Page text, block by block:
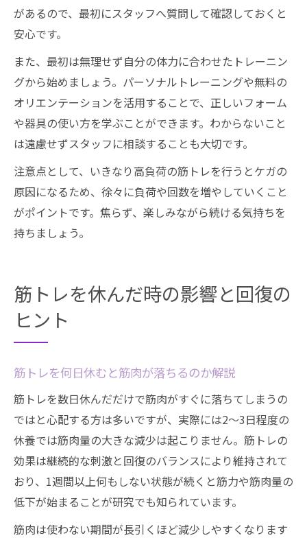
があるので、最初にスタッフへ質問して確認しておくと
安心です。
また、最初は無理せず自分の体力に合わせたトレーニン
グから始めましょう。パーソナルトレーニングや無料の
オリエンテーションを活用することで、正しいフォーム
や器具の使い方を学ぶことができます。わからないこと
は遠慮せずスタッフに相談することも大切です。
注意点として、いきなり高負荷の筋トレを行うとケガの
原因になるため、徐々に負荷や回数を増やしていくこと
がポイントです。焦らず、楽しみながら続ける気持ちを
持ちましょう。
筋トレを休んだ時の影響と回復の
ヒント
筋トレを何日休むと筋肉が落ちるのか解説
筋トレを数日休んだだけで筋肉がすぐに落ちてしまうの
ではと心配する方は多いですが、実際には2〜3日程度の
休養では筋肉量の大きな減少は起こりません。筋トレの
効果は継続的な刺激と回復のバランスにより維持されて
おり、1週間以上何もしない状態が続くと筋力や筋肉量の
低下が始まることが研究でも知られています。
筋肉は使わない期間が長引くほど減少しやすくなります